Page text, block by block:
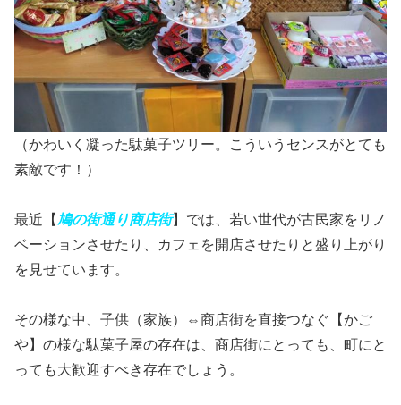
（かわいく凝った駄菓子ツリー。こういうセンスがとても
素敵です！）
最近【 鳩の街通り商店街】では、若い世代が古民家をリノ
ベーションさせたり、カフェを開店させたりと盛り上がり
を見せています。
その様な中、子供（家族）⇔商店街を直接つなぐ【かご
や】の様な駄菓子屋の存在は、商店街にとっても、町にと
っても大歓迎すべき存在でしょう。